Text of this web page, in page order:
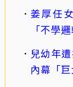
姜厚任
「不學
兒幼年
內幕「巨